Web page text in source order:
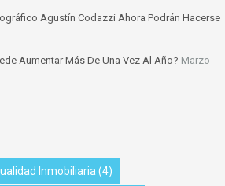
Agustín Codazzi Ahora Podrán Hacerse
Aumentar Más De Una Vez Al Año? Marzo
Inmobiliaria (4)